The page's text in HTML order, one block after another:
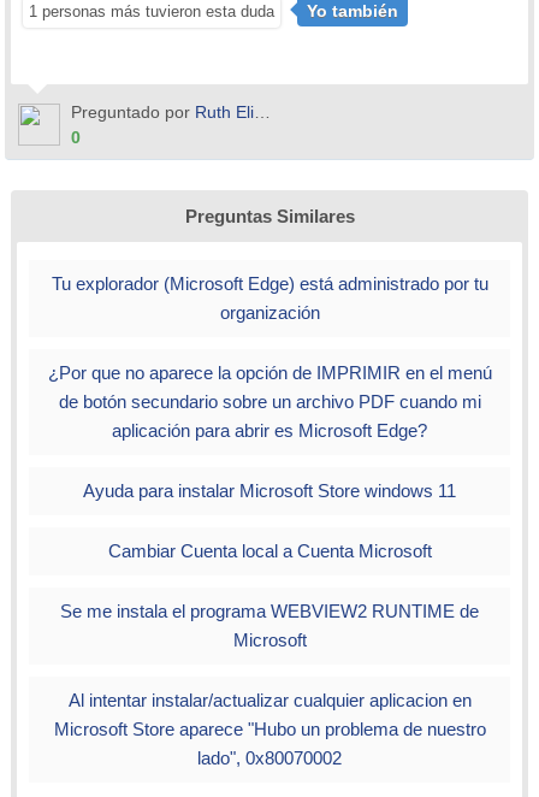
1 personas más tuvieron esta duda Yo también
Preguntado por Ruth Elisabet Obait
0
Preguntas Similares
Tu explorador (Microsoft Edge) está administrado por tu
organización
¿Por que no aparece la opción de IMPRIMIR en el menú
de botón secundario sobre un archivo PDF cuando mi
aplicación para abrir es Microsoft Edge?
Ayuda para instalar Microsoft Store windows 11
Cambiar Cuenta local a Cuenta Microsoft
Se me instala el programa WEBVIEW2 RUNTIME de
Microsoft
Al intentar instalar/actualizar cualquier aplicacion en
Microsoft Store aparece "Hubo un problema de nuestro
lado", 0x80070002